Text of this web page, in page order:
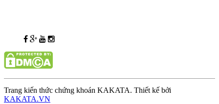
Trang kiến thức chứng khoán KAKATA. Thiết kế bởi
KAKATA.VN